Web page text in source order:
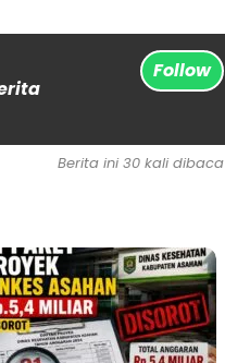
Follow
Berita ini 30 kali dibaca